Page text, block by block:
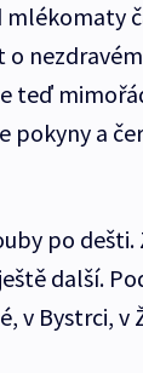
mlékomaty
o
teď
pokyny a
po dešti.
další.
v Bystrci, v